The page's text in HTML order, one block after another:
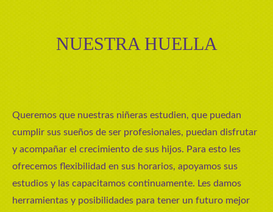
NUESTRA HUELLA
Queremos que nuestras niñeras estudien, que puedan
cumplir sus sueños de ser profesionales, puedan disfrutar
y acompañar el crecimiento de sus hijos. Para esto les
ofrecemos flexibilidad en sus horarios, apoyamos sus
estudios y las capacitamos continuamente. Les damos
herramientas y posibilidades para tener un futuro mejor